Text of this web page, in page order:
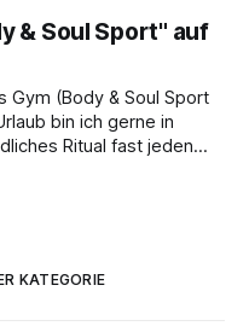
passende Angebot rauszusuchen. Das steckt hinter der
& Soul Sport" auf
Gym (Body & Soul Sport
bin ich gerne in
Ritual fast jeden
mal entspannen. 🏃‍♂️
KATEGORIE